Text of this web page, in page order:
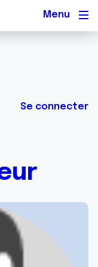
Se connecter